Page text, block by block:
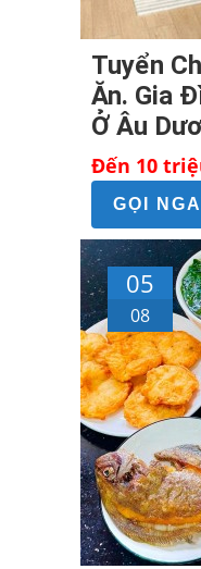
Tuyển
Ăn. Gia
Ở Âu
Đến 10
GỌI
05
08